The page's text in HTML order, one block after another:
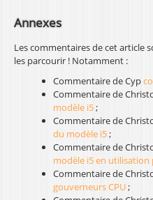
Annexes
Les commentaires de cet article
les parcourir ! Notamment :
Commentaire de Cyp
Commentaire de
modèle i5;
Commentaire de
du modèle i5;
Commentaire de
modèle i5 en utilisation
Commentaire de
gouverneurs CPU;